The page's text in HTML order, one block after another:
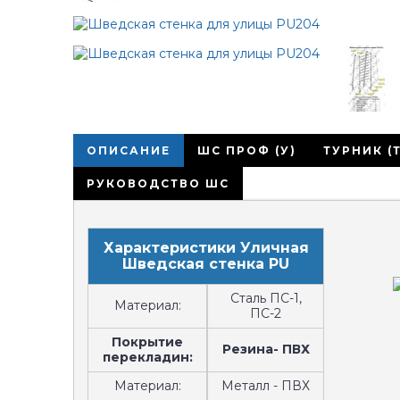
ОПИСАНИЕ ШС ПРОФ (У) ТУРНИК
РУКОВОДСТВО ШС
Характеристики Уличная
Шведская стенка PU
Материал:
Сталь ПС-1,
ПС-2
Покрытие
перекладин:
Резина- ПВХ
Материал: Металл - ПВХ